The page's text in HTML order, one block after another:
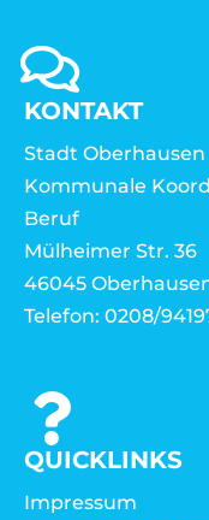
KONTAKT
Stadt Oberhausen
Kommunale
Beruf
Mülheimer Str. 36
46045
Telefon: 0208/
QUICKLINKS
Impressum